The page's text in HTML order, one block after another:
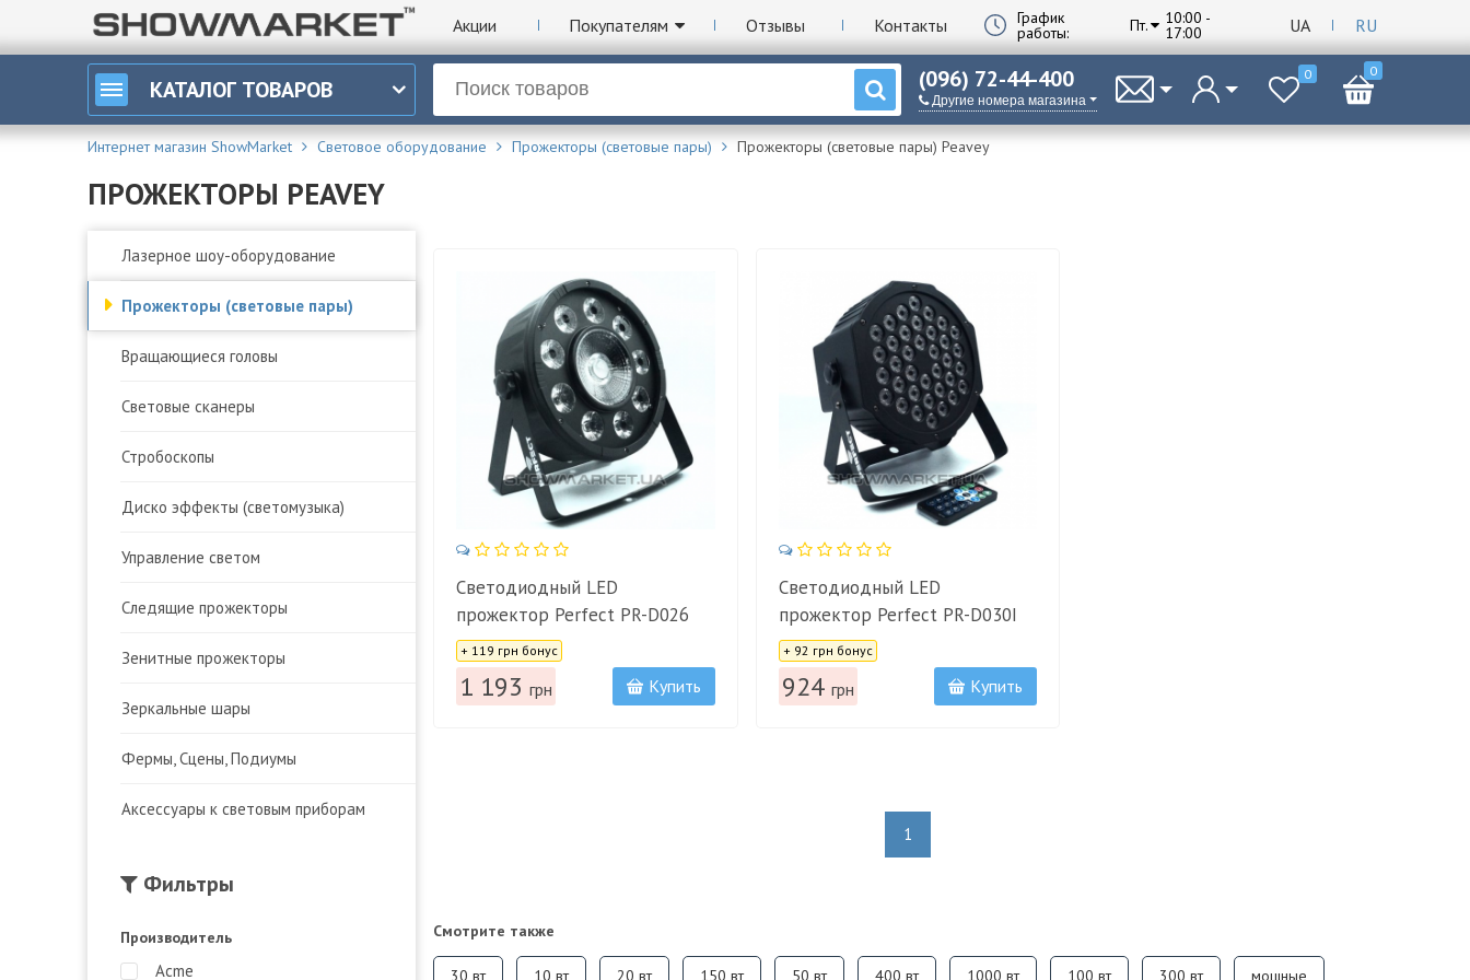
Акции Покупателям Отзывы Контакты График
работы: Пт. 10:00 -
17:00 UA RU
КАТАЛОГ ТОВАРОВ (096) 72-44-400
Другие номера магазина
0 0
Интернет магазин ShowMarket Световое оборудование Прожекторы (световые пары) Прожекторы (световые пары) Peavey
ПРОЖЕКТОРЫ PEAVEY
Лазерное шоу-оборудование
Прожекторы (световые пары)
Вращающиеся головы
Световые сканеры
Стробоскопы
Диско эффекты (светомузыка)
Управление светом
Следящие прожекторы
Зенитные прожекторы
Зеркальные шары
Фермы, Сцены, Подиумы
Аксессуары к световым приборам
Фильтры
Производитель
Acme
Светодиодный LED
прожектор Perfect PR-D026
Цена:
+ 119 грн бонус
1 193 грн Купить
Светодиодный LED
прожектор Perfect PR-D030I
Цена:
+ 92 грн бонус
924 грн Купить
1
Смотрите также
30 вт 10 вт 20 вт 150 вт 50 вт 400 вт 1000 вт 100 вт 300 вт мощные